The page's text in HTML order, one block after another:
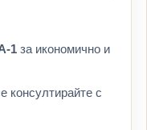
1 за икономично и
консултирайте с